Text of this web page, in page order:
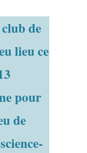
lieu ce
pour
de